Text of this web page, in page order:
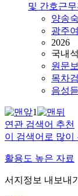
및 간호근
양송숙
광주
2026
국내
원문보
목차
음성듣
1
연관 검색어 추천
이 검색어로 많이
활용도 높은 자료
서지정보 내보내